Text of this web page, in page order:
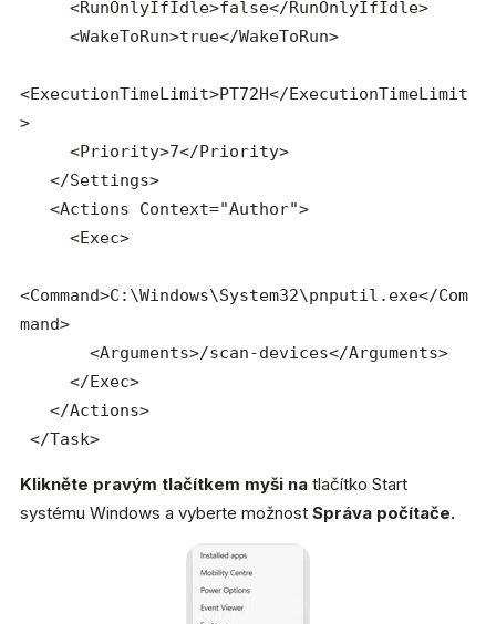
<ExecutionTimeLimit>PT72H</ExecutionTimeLimit
>
<Command>C:\Windows\System32\pnputil.exe</Com
mand>
</Task>
Klikněte pravým tlačítkem myši na tlačítko Start
systému Windows a vyberte možnost Správa počítače.